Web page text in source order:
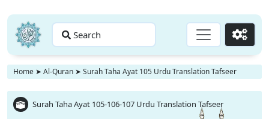
Search Go
Home ➤ Al-Quran ➤ Surah Taha Ayat 105 Urdu Translation Tafseer
Surah Taha Ayat 105-106-107 Urdu Translation Tafseer